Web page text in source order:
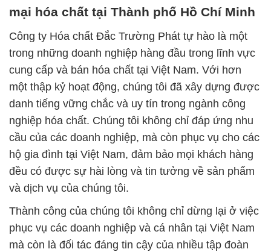
mại hóa chất tại Thành phố Hồ Chí Minh
Công ty Hóa chất Đắc Trường Phát tự hào là một
trong những doanh nghiệp hàng đầu trong lĩnh vực
cung cấp và bán hóa chất tại Việt Nam. Với hơn
một thập kỷ hoạt động, chúng tôi đã xây dựng được
danh tiếng vững chắc và uy tín trong ngành công
nghiệp hóa chất. Chúng tôi không chỉ đáp ứng nhu
cầu của các doanh nghiệp, mà còn phục vụ cho các
hộ gia đình tại Việt Nam, đảm bảo mọi khách hàng
đều có được sự hài lòng và tin tưởng về sản phẩm
và dịch vụ của chúng tôi.
Thành công của chúng tôi không chỉ dừng lại ở việc
phục vụ các doanh nghiệp và cá nhân tại Việt Nam
mà còn là đối tác đáng tin cậy của nhiều tập đoàn